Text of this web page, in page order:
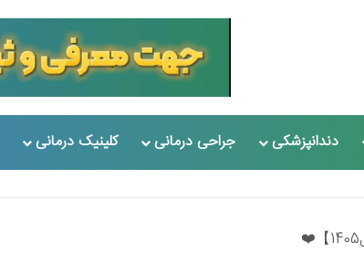
دندانپزشکی جراحی درمانی کلینیک درمانی